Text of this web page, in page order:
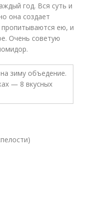
год. Вся суть и
она создает
ею, и
Очень советую